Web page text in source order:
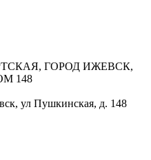
ГОРОД ИЖЕВСК,
148
ул Пушкинская, д. 148